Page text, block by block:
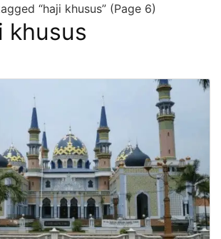
“haji khusus” (Page 6)
khusus